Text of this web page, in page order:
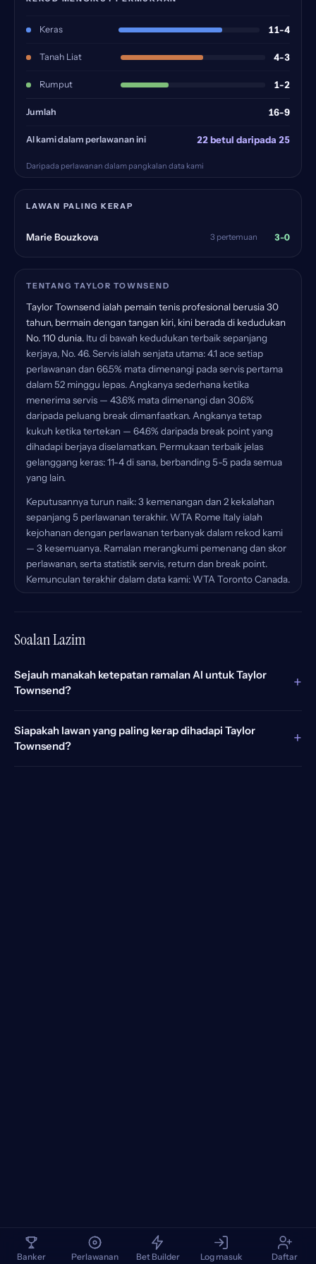
Banker Perlawanan Bet Builder Log masuk Daftar
Keras 11-4
Tanah Liat 4-3
Rumput 1-2
Jumlah 16-9
AI kami dalam perlawanan ini 22 betul daripada 25
Daripada perlawanan dalam pangkalan data kami
LAWAN PALING KERAP
Marie Bouzkova 3 pertemuan 3-0
TENTANG TAYLOR TOWNSEND
Taylor Townsend ialah pemain tenis profesional berusia 30
tahun, bermain dengan tangan kiri, kini berada di kedudukan
No. 110 dunia. Itu di bawah kedudukan terbaik sepanjang
kerjaya, No. 46. Servis ialah senjata utama: 4.1 ace setiap
perlawanan dan 66.5% mata dimenangi pada servis pertama
dalam 52 minggu lepas. Angkanya sederhana ketika
menerima servis — 43.6% mata dimenangi dan 30.6%
daripada peluang break dimanfaatkan. Angkanya tetap
kukuh ketika tertekan — 64.6% daripada break point yang
dihadapi berjaya diselamatkan. Permukaan terbaik jelas
gelanggang keras: 11-4 di sana, berbanding 5-5 pada semua
yang lain.
Keputusannya turun naik: 3 kemenangan dan 2 kekalahan
sepanjang 5 perlawanan terakhir. WTA Rome Italy ialah
kejohanan dengan perlawanan terbanyak dalam rekod kami
— 3 kesemuanya. Ramalan merangkumi pemenang dan skor
perlawanan, serta statistik servis, return dan break point.
Kemunculan terakhir dalam data kami: WTA Toronto Canada.
Soalan Lazim
Sejauh manakah ketepatan ramalan AI untuk Taylor
Townsend?
+
Siapakah lawan yang paling kerap dihadapi Taylor
Townsend?
+